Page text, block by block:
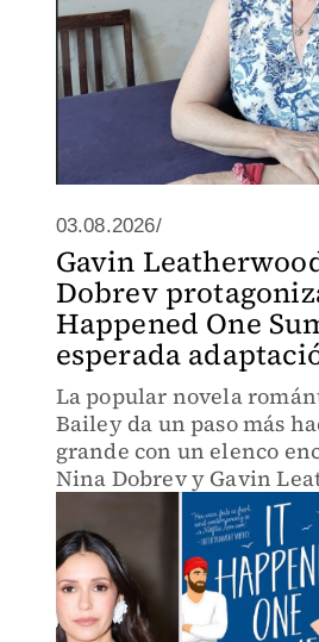
03.08.2026/
Gavin
Dobrev
Happened One
esperada
La popular novela
Bailey da un paso más
grande con un elenco
Nina Dobrev y Gavin